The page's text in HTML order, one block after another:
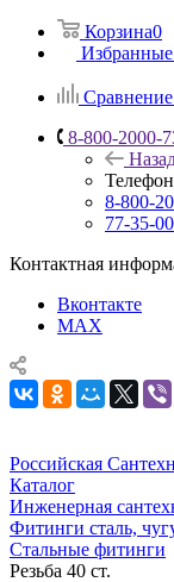
Корзина0
Сравнение
8-800-2000-
8-800-
77-35-00
Контактная
Вконтакте
MAX
Российская
Каталог
Инженерная
Фитинги сталь,
Стальные фитинги
Резьба 40 ст.